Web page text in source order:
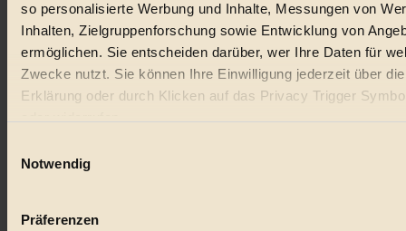
so personalisierte Werbung und Inhalte, Messungen von
Inhalten, Zielgruppenforschung sowie Entwicklung von
ermöglichen. Sie entscheiden darüber, wer Ihre Daten für
Zwecke nutzt. Sie können Ihre Einwilligung jederzeit über
Erklärung oder durch Klicken auf das Privacy Trigger
Wenn Sie es erlauben, würden wir auch gerne:
Notwendig
Präferenzen